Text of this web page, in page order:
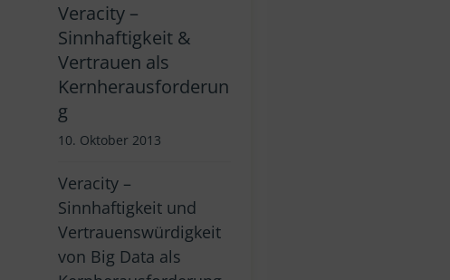
Veracity –
Sinnhaftigkeit &
Vertrauen als
Kernherausforderun
g
10. Oktober 2013
Veracity –
Sinnhaftigkeit und
Vertrauenswürdigkeit
von Big Data als